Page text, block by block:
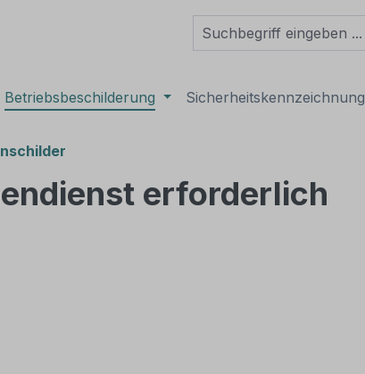
Betriebsbeschilderung Sicherheitskennzeichnung
erforderlich